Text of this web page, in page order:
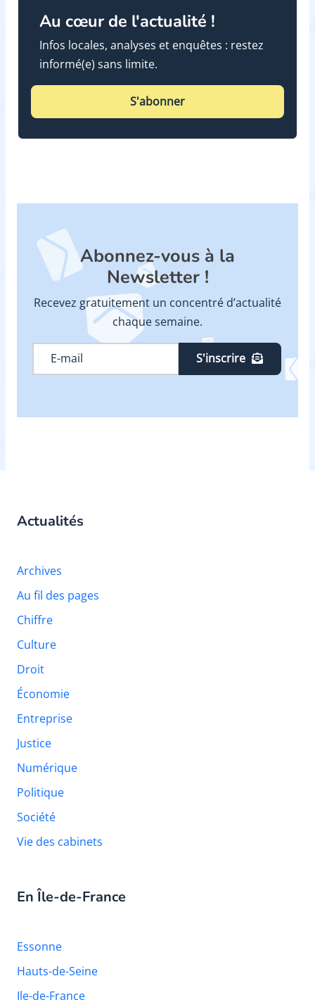
Au cœur de l'actualité !
Infos locales, analyses et enquêtes : restez
informé(e) sans limite.
S'abonner
Abonnez-vous à la
Newsletter !
Recevez gratuitement un concentré d’actualité
chaque semaine.
S'inscrire
Actualités
Archives
Au fil des pages
Chiffre
Culture
Droit
Économie
Entreprise
Justice
Numérique
Politique
Société
Vie des cabinets
En Île-de-France
Essonne
Hauts-de-Seine
Ile-de-France